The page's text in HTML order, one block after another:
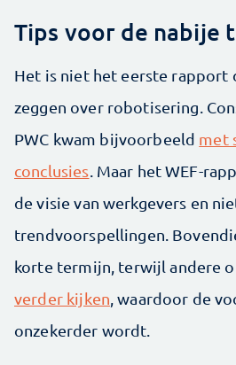
Tips voor de nabije
Het is niet het eerste rapport
zeggen over robotisering.
PWC kwam bijvoorbeeld met
conclusies . Maar het WEF-
de visie van werkgevers en
trendvoorspellingen.
korte termijn, terwijl andere
verder kijken , waardoor de
onzekerder wordt.